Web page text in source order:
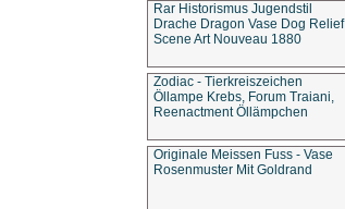
Rar Historismus Jugendstil
Drache Dragon Vase Dog Relief
Scene Art Nouveau 1880
Zodiac - Tierkreiszeichen
Öllampe Krebs, Forum Traiani,
Reenactment Öllämpchen
Originale Meissen Fuss - Vase
Rosenmuster Mit Goldrand